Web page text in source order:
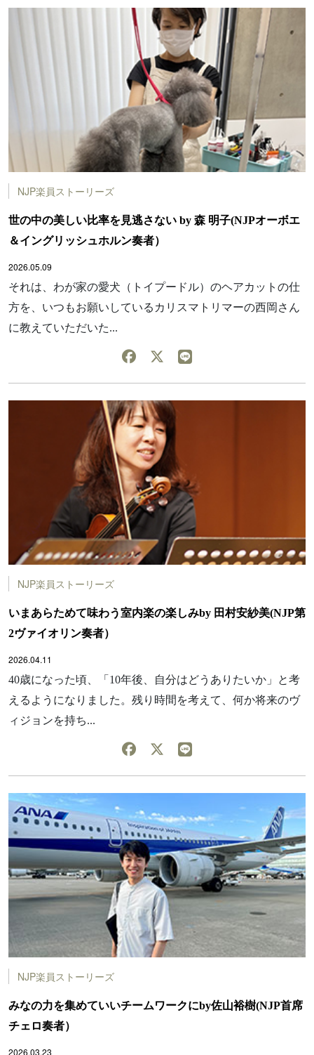
NJP楽員ストーリーズ
世の中の美しい比率を見逃さない by 森 明子(NJPオーボエ
＆イングリッシュホルン奏者）
2026.05.09
それは、わが家の愛犬（トイプードル）のヘアカットの仕
方を、いつもお願いしているカリスマトリマーの西岡さん
に教えていただいた...
NJP楽員ストーリーズ
いまあらためて味わう室内楽の楽しみby 田村安紗美(NJP第
2ヴァイオリン奏者）
2026.04.11
40歳になった頃、「10年後、自分はどうありたいか」と考
えるようになりました。残り時間を考えて、何か将来のヴ
ィジョンを持ち...
NJP楽員ストーリーズ
みなの力を集めていいチームワークにby佐山裕樹(NJP首席
チェロ奏者）
2026.03.23